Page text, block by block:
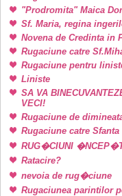
"Prodromita" Maica
Sf. Maria, regina
Novena de Credinta in
Rugaciune catre
Rugaciune pentru
Liniste
SA VA
VECI!
Rugaciune de
Rugaciune catre
RUG�CIUNI
Ratacire?
nevoia de rug�ciune
Rugaciunea parintilor